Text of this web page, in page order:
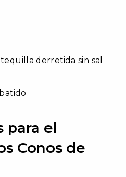
derretida sin sal
para el
Conos de